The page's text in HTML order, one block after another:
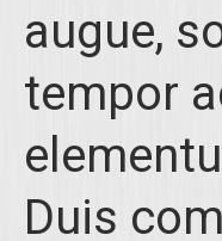
augue,
tempor
Duis